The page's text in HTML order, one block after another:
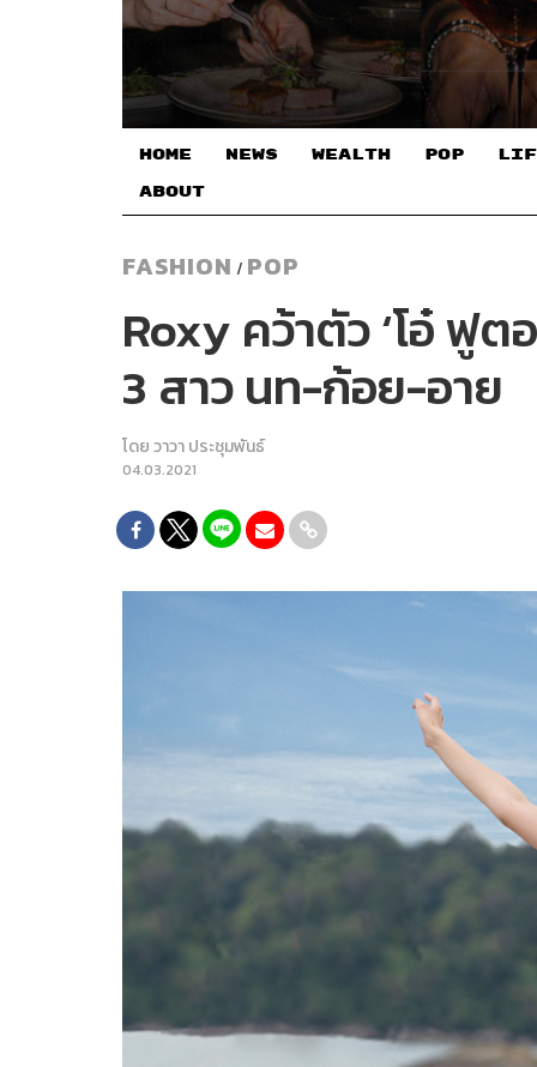
HOME NEWS WEALTH POP
ABOUT
FASHION / POP
Roxy คว้าตัว ‘โอ๋ ฟู
3 สาว นท-ก้อย-อาย
โดยวาวา ประชุมพันธ์
04.03.2021